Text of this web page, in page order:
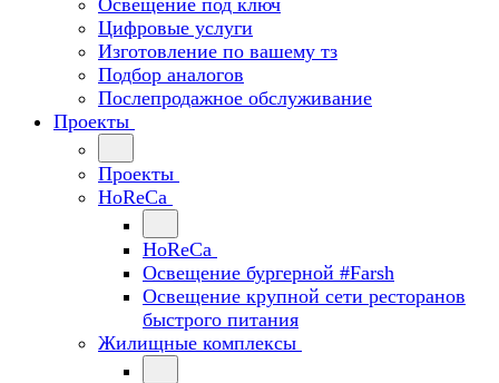
Освещение под ключ
Цифровые услуги
Изготовление по вашему тз
Подбор аналогов
Послепродажное обслуживание
Проекты
Проекты
HoReCa
HoReCa
Освещение бургерной #Farsh
Освещение крупной сети ресторанов
быстрого питания
Жилищные комплексы